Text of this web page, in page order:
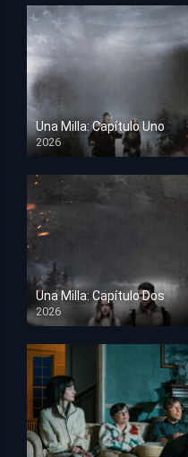
Una Milla: Capítulo Uno
2026
HD 1080p
Una Milla: Capítulo Dos
2026
HD 1080p